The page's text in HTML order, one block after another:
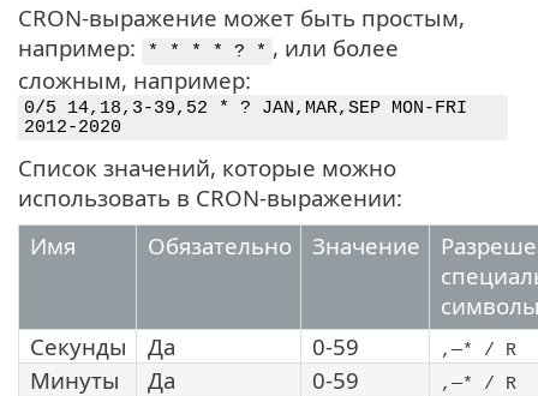
CRON-выражение может быть простым,
например:
* * * * ? * , или более
сложным, например:
0/5 14,18,3-39,52 * ? JAN,MAR,SEP MON-FRI
2012-2020
Список значений, которые можно
использовать в CRON-выражении:
Имя
Обязательно Значение
Секунды
Да 0-59 ,—* / R
Минуты Да 0-59 ,—* / R